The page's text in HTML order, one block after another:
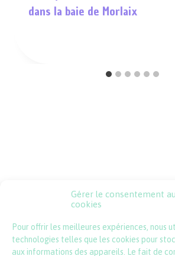
Gérer le consentement
cookies
Pour offrir les meilleures expériences, nous
technologies telles que les cookies pour
aux informations des appareils. Le fait de
dans la baie de Morlaix